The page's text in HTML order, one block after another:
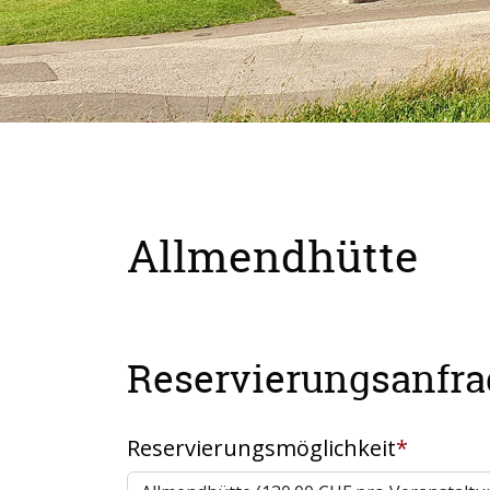
Allmendhütte
Reservierungsmöglichkeit*